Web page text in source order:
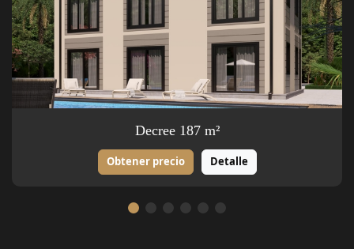
Decree 187 m²
Obtener precio Detalle